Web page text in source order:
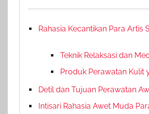
Rahasia Kecantikan Para Artis
Teknik Relaksasi dan
Produk Perawatan Kulit
Detil dan Tujuan Perawatan
Intisari Rahasia Awet Muda